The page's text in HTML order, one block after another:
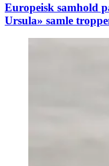
Europeisk samhold
Ursula» samle